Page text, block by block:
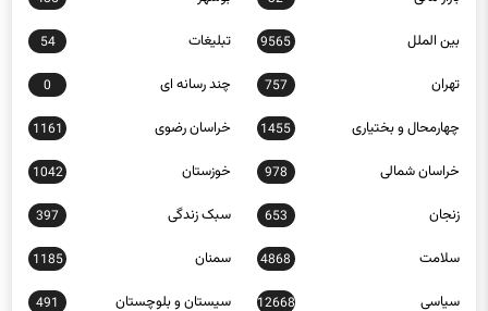
بین الملل 9565 تبلیغات 54
تهران 757 چند رسانه ای 0
چهارمحال و بختیاری 1455 خراسان رضوی 1161
خراسان شمالی 978 خوزستان 1042
زنجان 653 سبک زندگی 397
سلامت 4868 سمنان 1185
سیاسی 12668 سیستان و بلوچستان 491